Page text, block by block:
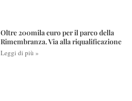
Oltre 200mila euro per il parco della
Rimembranza. Via alla riqualificazione
Leggi di più »